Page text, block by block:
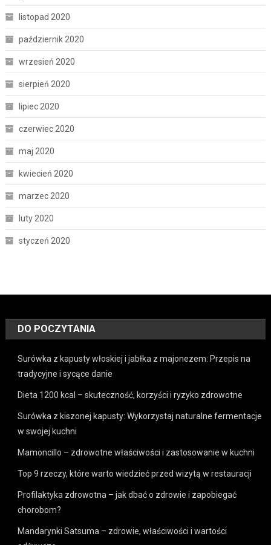
listopad 2020
październik 2020
wrzesień 2020
sierpień 2020
lipiec 2020
czerwiec 2020
maj 2020
kwiecień 2020
marzec 2020
luty 2020
styczeń 2020
DO POCZYTANIA
Surówka z kapusty włoskiej i jabłka z majonezem: Przepis na
tradycyjne i sycące danie
Dieta 1200 kcal – skuteczność, korzyści i ryzyko zdrowotne
Surówka z kiszonej kapusty: Wykorzystaj naturalne fermentacje
w swojej kuchni
Mamoncillo – zdrowotne właściwości i zastosowanie w kuchni
Top 9 rzeczy, które warto wiedzieć przed wizytą w restauracji
Profilaktyka zdrowotna – jak dbać o zdrowie i zapobiegać
chorobom?
Mandarynki Satsuma – zdrowie, właściwości i wartości